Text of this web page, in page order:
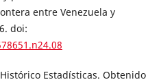
entre Venezuela y
doi:
Estadísticas. Obtenido